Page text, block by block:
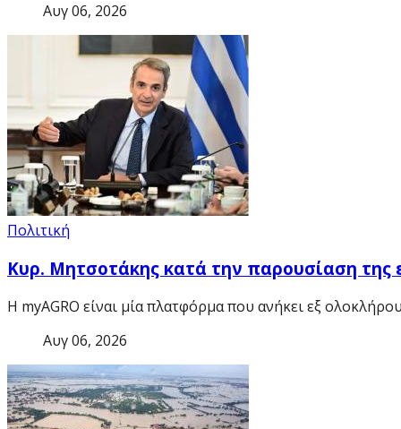
Αυγ 06, 2026
Πολιτική
Κυρ. Μητσοτάκης κατά την παρουσίαση της
H myAGRO είναι μία πλατφόρμα που ανήκει εξ
Αυγ 06, 2026